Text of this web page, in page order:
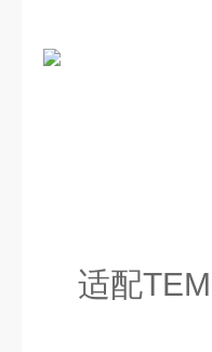
适配TEM